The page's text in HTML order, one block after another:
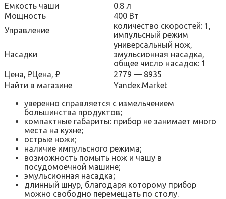
Емкость чаши
0.8 л
Мощность
400 Вт
Управление
количество скоростей: 1,
импульсный режим
Насадки
универсальный нож,
эмульсионная насадка,
общее число насадок: 1
Цена, ₽Цена, ₽
2779 — 8935
Найти в магазине
Yandex.Market
уверенно справляется с измельчением
большинства продуктов;
компактные габариты: прибор не занимает много
места на кухне;
острые ножи;
наличие импульсного режима;
возможность помыть нож и чашу в
посудомоечной машине;
эмульсионная насадка;
длинный шнур, благодаря которому прибор
можно свободно перемещать по столу.